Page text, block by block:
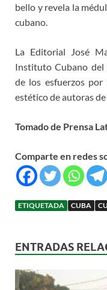
bello y revela la
cubano.
La Editorial José
Instituto Cubano
de los esfuerzos
estético de autoras
Tomado de Prensa
Comparte en redes
ETIQUETADA CUBA
ENTRADAS